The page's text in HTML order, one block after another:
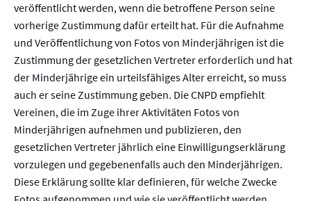
veröffentlicht werden, wenn die betroffene Person seine
vorherige Zustimmung dafür erteilt hat. Für die Aufnahme
und Veröffentlichung von Fotos von Minderjährigen ist die
Zustimmung der gesetzlichen Vertreter erforderlich und hat
der Minderjährige ein urteilsfähiges Alter erreicht, so muss
auch er seine Zustimmung geben. Die CNPD empfiehlt
Vereinen, die im Zuge ihrer Aktivitäten Fotos von
Minderjährigen aufnehmen und publizieren, den
gesetzlichen Vertreter jährlich eine Einwilligungserklärung
vorzulegen und gegebenenfalls auch den Minderjährigen.
Diese Erklärung sollte klar definieren, für welche Zwecke